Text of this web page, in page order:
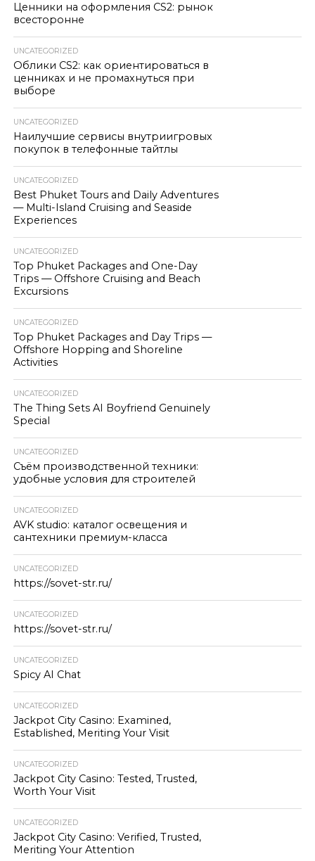
Ценники на оформления CS2: рынок
всесторонне
UNCATEGORIZED
Облики CS2: как ориентироваться в
ценниках и не промахнуться при
выборе
UNCATEGORIZED
Наилучшие сервисы внутриигровых
покупок в телефонные тайтлы
UNCATEGORIZED
Best Phuket Tours and Daily Adventures
— Multi-Island Cruising and Seaside
Experiences
UNCATEGORIZED
Top Phuket Packages and One-Day
Trips — Offshore Cruising and Beach
Excursions
UNCATEGORIZED
Top Phuket Packages and Day Trips —
Offshore Hopping and Shoreline
Activities
UNCATEGORIZED
The Thing Sets AI Boyfriend Genuinely
Special
UNCATEGORIZED
Съём производственной техники:
удобные условия для строителей
UNCATEGORIZED
AVK studio: каталог освещения и
сантехники премиум-класса
UNCATEGORIZED
https://sovet-str.ru/
UNCATEGORIZED
https://sovet-str.ru/
UNCATEGORIZED
Spicy AI Chat
UNCATEGORIZED
Jackpot City Casino: Examined,
Established, Meriting Your Visit
UNCATEGORIZED
Jackpot City Casino: Tested, Trusted,
Worth Your Visit
UNCATEGORIZED
Jackpot City Casino: Verified, Trusted,
Meriting Your Attention